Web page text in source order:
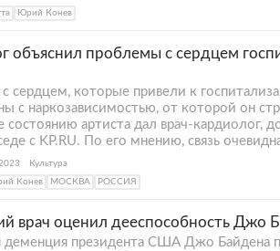
Юрий Конев
объяснил проблемы с сердцем
сердцем, которые привели к
с наркозависимостью, от которой он
состоянию артиста дал врач-кардиолог,
с KP.RU. По его мнению, связь
Культура
Конев МОСКВА РОССИЯ
врач оценил дееспособность Джо
деменция президента США Джо Байдена